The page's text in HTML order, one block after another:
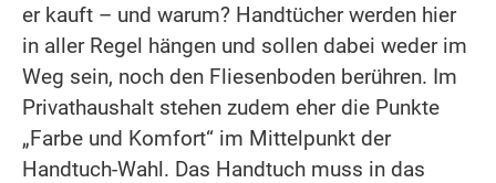
er kauft – und warum? Handtücher werden hier
in aller Regel hängen und sollen dabei weder im
Weg sein, noch den Fliesenboden berühren. Im
Privathaushalt stehen zudem eher die Punkte
„Farbe und Komfort“ im Mittelpunkt der
Handtuch-Wahl. Das Handtuch muss in das